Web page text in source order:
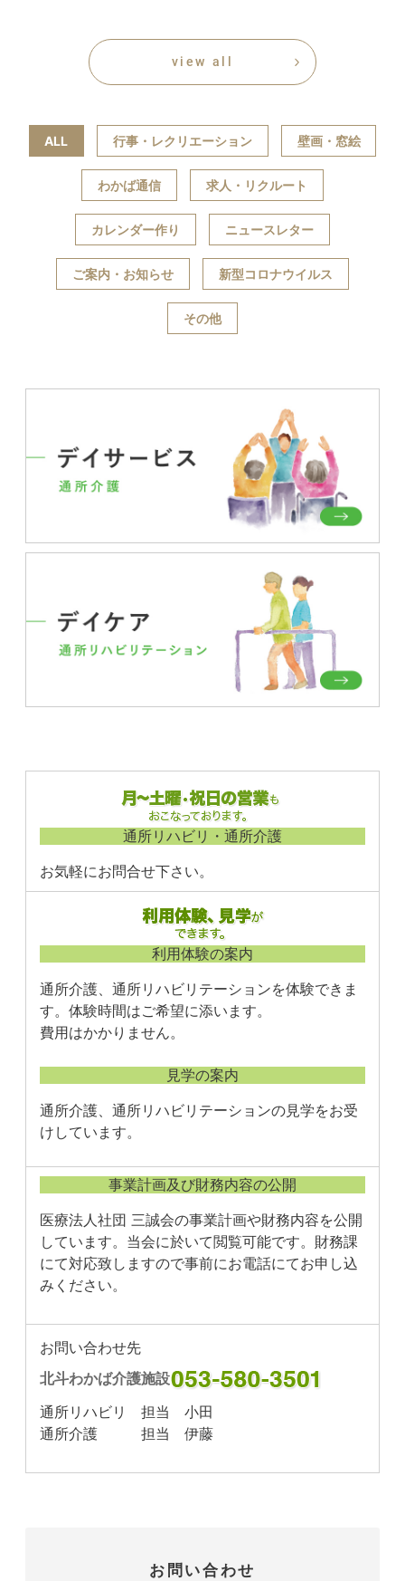
view all
ALL 行事・レクリエーション 壁画・窓絵
わかば通信 求人・リクルート
カレンダー作り ニュースレター
ご案内・お知らせ 新型コロナウイルス
その他
通所リハビリ・通所介護
お気軽にお問合せ下さい。
利用体験の案内
通所介護、通所リハビリテーションを体験できま
す。体験時間はご希望に添います。
費用はかかりません。
見学の案内
通所介護、通所リハビリテーションの見学をお受
けしています。
事業計画及び財務内容の公開
医療法人社団 三誠会の事業計画や財務内容を公開
しています。当会に於いて閲覧可能です。財務課
にて対応致しますので事前にお電話にてお申し込
みください。
お問い合わせ先
北斗わかば介護施設
通所リハビリ 担当 小田
通所介護 担当 伊藤
お問い合わせ